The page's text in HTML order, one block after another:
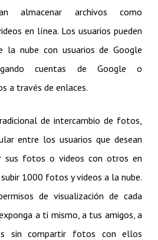
almacenar archivos como
en línea. Los usuarios pueden
la nube con usuarios de Google
cuentas de Google o
a través de enlaces.
de intercambio de fotos,
entre los usuarios que desean
sus fotos o videos con otros en
1000 fotos y videos a la nube.
de visualización de cada
a ti mismo, a tus amigos, a
sin compartir fotos con ellos